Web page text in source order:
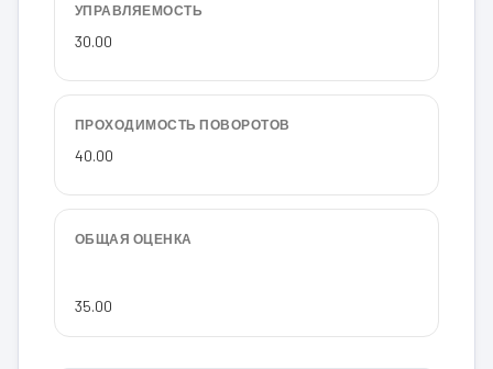
УПРАВЛЯЕМОСТЬ
30.00
ПРОХОДИМОСТЬ ПОВОРОТОВ
40.00
ОБЩАЯ ОЦЕНКА
35.00